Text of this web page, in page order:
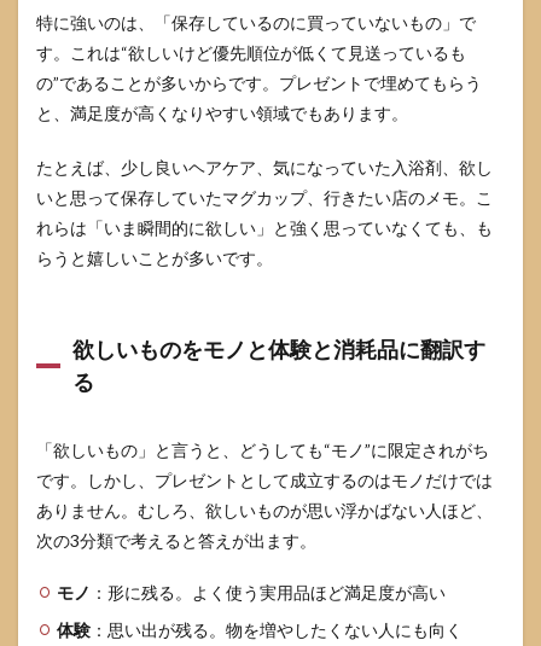
特に強いのは、「保存しているのに買っていないもの」で
す。これは“欲しいけど優先順位が低くて見送っているも
の”であることが多いからです。プレゼントで埋めてもらう
と、満足度が高くなりやすい領域でもあります。
たとえば、少し良いヘアケア、気になっていた入浴剤、欲し
いと思って保存していたマグカップ、行きたい店のメモ。こ
れらは「いま瞬間的に欲しい」と強く思っていなくても、も
らうと嬉しいことが多いです。
欲しいものをモノと体験と消耗品に翻訳す
る
「欲しいもの」と言うと、どうしても“モノ”に限定されがち
です。しかし、プレゼントとして成立するのはモノだけでは
ありません。むしろ、欲しいものが思い浮かばない人ほど、
次の3分類で考えると答えが出ます。
モノ ：形に残る。よく使う実用品ほど満足度が高い
体験 ：思い出が残る。物を増やしたくない人にも向く